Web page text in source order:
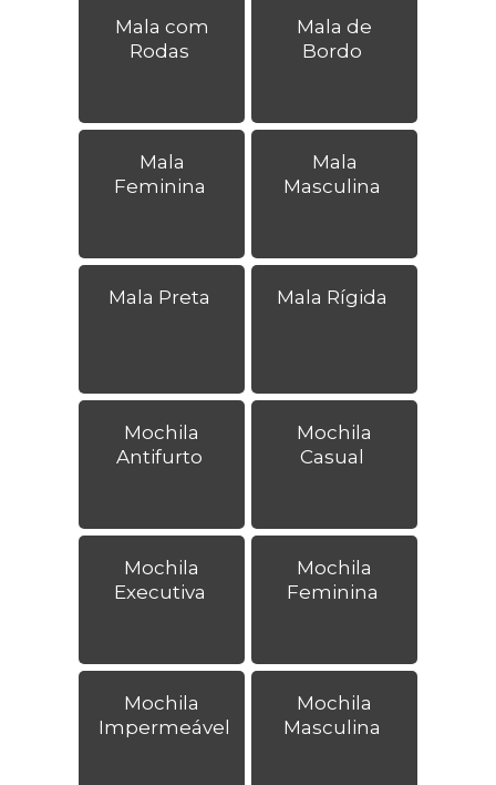
Mala com
Rodas
Mala de
Bordo
Mala
Feminina
Mala
Masculina
Mala Preta Mala Rígida
Mochila
Antifurto
Mochila
Casual
Mochila
Executiva
Mochila
Feminina
Mochila
Impermeável
Mochila
Masculina